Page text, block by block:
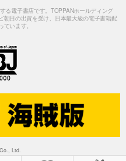
る電子書店です。TOPPANホールディング
朝日の出資を受け、日本最大級の電子書籍配
います。
Ltd.